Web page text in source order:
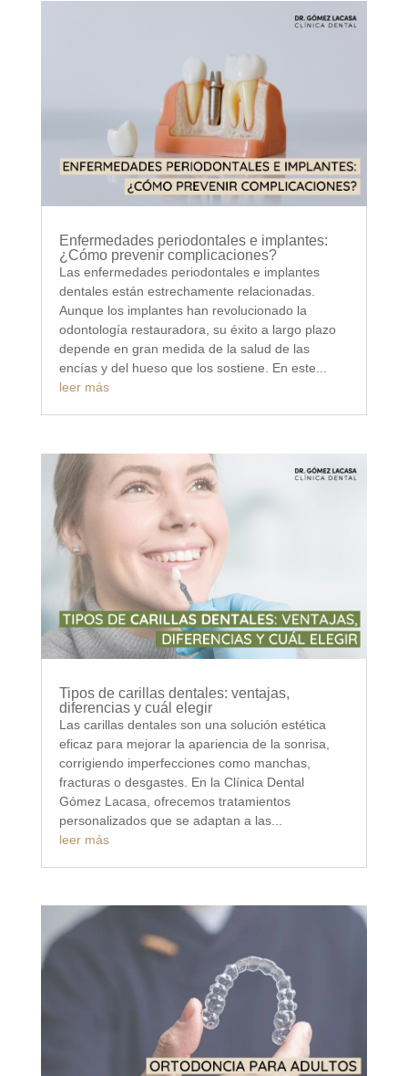
Enfermedades periodontales e implantes:
¿Cómo prevenir complicaciones?
Las enfermedades periodontales e implantes
dentales están estrechamente relacionadas.
Aunque los implantes han revolucionado la
odontología restauradora, su éxito a largo plazo
depende en gran medida de la salud de las
encías y del hueso que los sostiene. En este...
leer más
Tipos de carillas dentales: ventajas,
diferencias y cuál elegir
Las carillas dentales son una solución estética
eficaz para mejorar la apariencia de la sonrisa,
corrigiendo imperfecciones como manchas,
fracturas o desgastes. En la Clínica Dental
Gómez Lacasa, ofrecemos tratamientos
personalizados que se adaptan a las...
leer más